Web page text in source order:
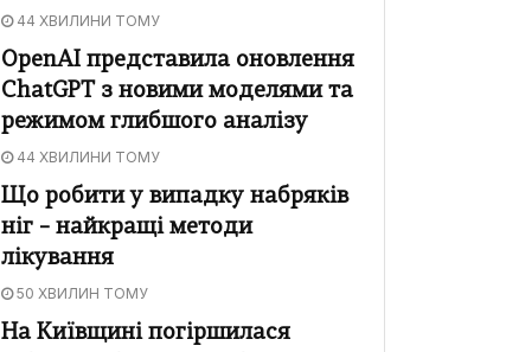
44 ХВИЛИНИ ТОМУ
OpenAI представила оновлення
ChatGPT з новими моделями та
режимом глибшого аналізу
44 ХВИЛИНИ ТОМУ
Що робити у випадку набряків
ніг – найкращі методи
лікування
50 ХВИЛИН ТОМУ
На Київщині погіршилася